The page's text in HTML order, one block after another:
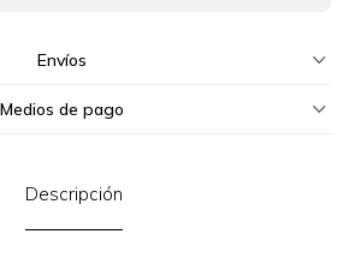
Envíos
Medios de pago
Descripción